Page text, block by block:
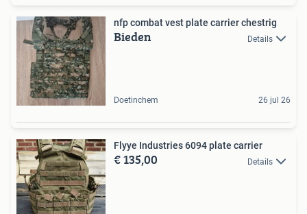
nfp combat vest plate carrier chestrig
Bieden Details
Doetinchem 26 jul 26
Flyye Industries 6094 plate carrier
€ 135,00 Details